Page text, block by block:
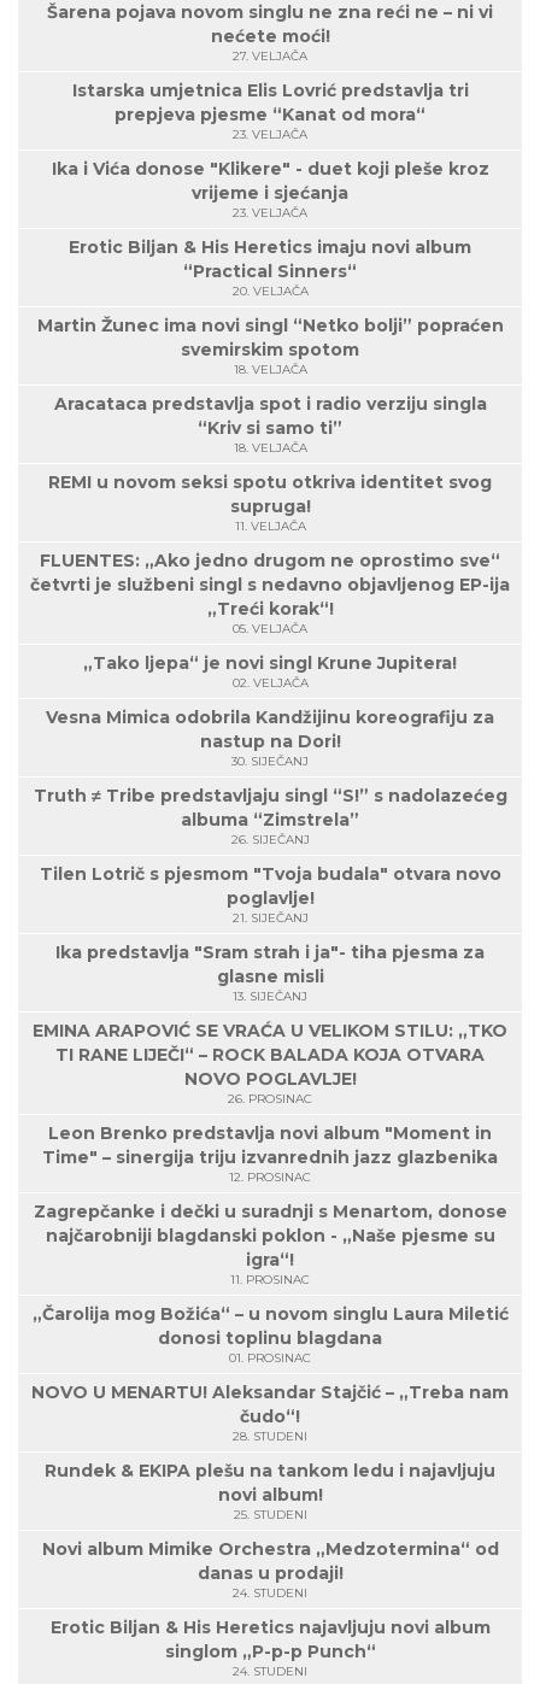
Šarena pojava novom singlu ne zna reći ne – ni vi
nećete moći!
27. VELJAČA
Istarska umjetnica Elis Lovrić predstavlja tri
prepjeva pjesme “Kanat od mora“
23. VELJAČA
Ika i Vića donose "Klikere" - duet koji pleše kroz
vrijeme i sjećanja
23. VELJAČA
Erotic Biljan & His Heretics imaju novi album
“Practical Sinners“
20. VELJAČA
Martin Žunec ima novi singl “Netko bolji” popraćen
svemirskim spotom
18. VELJAČA
Aracataca predstavlja spot i radio verziju singla
“Kriv si samo ti”
18. VELJAČA
REMI u novom seksi spotu otkriva identitet svog
supruga!
11. VELJAČA
FLUENTES: „Ako jedno drugom ne oprostimo sve“
četvrti je službeni singl s nedavno objavljenog EP-ija
„Treći korak“!
05. VELJAČA
„Tako ljepa“ je novi singl Krune Jupitera!
02. VELJAČA
Vesna Mimica odobrila Kandžijinu koreografiju za
nastup na Dori!
30. SIJEČANJ
Truth ≠ Tribe predstavljaju singl “S!” s nadolazećeg
albuma “Zimstrela”
26. SIJEČANJ
Tilen Lotrič s pjesmom "Tvoja budala" otvara novo
poglavlje!
21. SIJEČANJ
Ika predstavlja "Sram strah i ja"- tiha pjesma za
glasne misli
13. SIJEČANJ
EMINA ARAPOVIĆ SE VRAĆA U VELIKOM STILU: „TKO
TI RANE LIJEČI“ – ROCK BALADA KOJA OTVARA
NOVO POGLAVLJE!
26. PROSINAC
Leon Brenko predstavlja novi album "Moment in
Time" – sinergija triju izvanrednih jazz glazbenika
12. PROSINAC
Zagrepčanke i dečki u suradnji s Menartom, donose
najčarobniji blagdanski poklon - „Naše pjesme su
igra“!
11. PROSINAC
„Čarolija mog Božića“ – u novom singlu Laura Miletić
donosi toplinu blagdana
01. PROSINAC
NOVO U MENARTU! Aleksandar Stajčić – „Treba nam
čudo“!
28. STUDENI
Rundek & EKIPA plešu na tankom ledu i najavljuju
novi album!
25. STUDENI
Novi album Mimike Orchestra „Medzotermina“ od
danas u prodaji!
24. STUDENI
Erotic Biljan & His Heretics najavljuju novi album
singlom „P-p-p Punch“
24. STUDENI